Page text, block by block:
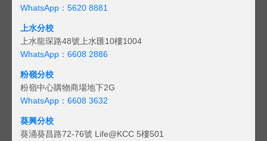
WhatsApp：5620 8881
上水分校
上水龍琛路48號上水匯10樓1004
WhatsApp：6608 2886
粉嶺分校
粉嶺中心購物商場地下2G
WhatsApp：6608 3632
葵興分校
葵涌葵昌路72-76號 Life@KCC 5樓501